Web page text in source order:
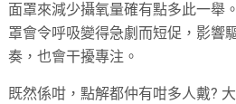
面罩來減少攝氧量確有點多此一舉
罩會令呼吸變得急劇而短促，影響
奏，也會干擾專注。
既然係咁，點解都仲有咁多人戴?